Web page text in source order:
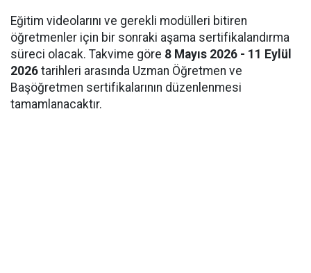
Eğitim videolarını ve gerekli modülleri bitiren
öğretmenler için bir sonraki aşama sertifikalandırma
süreci olacak. Takvime göre 8 Mayıs 2026 - 11 Eylül
2026 tarihleri arasında Uzman Öğretmen ve
Başöğretmen sertifikalarının düzenlenmesi
tamamlanacaktır.